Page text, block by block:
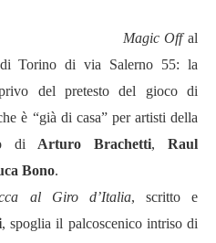
Magic Offal
Torino di via Salerno 55: la
del pretesto del gioco di
è “già di casa” per artisti della
di Arturo Brachetti,Raul
Bono.
al Giro d’Italia, scritto e
, spoglia il palcoscenico intriso di